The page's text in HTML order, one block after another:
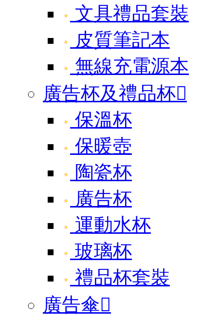
文具禮品套裝
皮質筆記本
無線充電源本
廣告杯及禮品杯
保溫杯
保暖壺
陶瓷杯
廣告杯
運動水杯
玻璃杯
禮品杯套裝
廣告傘